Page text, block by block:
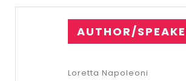
AUTHOR/
Loretta Napoleoni